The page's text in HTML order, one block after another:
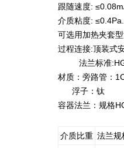
跟随速度:
介质粘度:
可选用加热夹套
过程连接:顶装式
法兰标准
材质：旁路管：
浮子：钛
容器法兰：规格
介质比重 法兰规